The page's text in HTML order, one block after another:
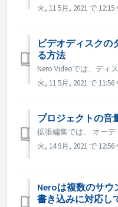
火, 11 5月, 2021 で 12:15
ビデオディスクの
る方法
火, 11 5月, 2021 で 11:56
プロジェクトの音
火, 14 9月, 2021 で 12:56
Neroは複数のサ
書き込みに対応し